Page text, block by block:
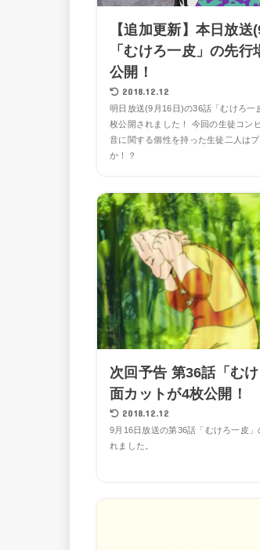
【追加更新】本日放
「むけろ一皮」の先
公開！
2018.12.12
明日放送(9月16日)の36話「むけろ一
枚公開されました！ 今回の生徒コン
音に関する個性を持った生徒二人は
か！？
次回予告 第36話「む
面カットが4枚公開！
2018.12.12
9月16日放送の第36話「むけろ一皮
れました。